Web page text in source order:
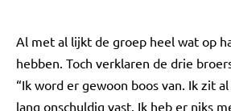
Al met al lijkt de groep heel wat op
hebben. Toch verklaren de drie
“Ik word er gewoon boos van. Ik zit
lang onschuldig vast. Ik heb er niks